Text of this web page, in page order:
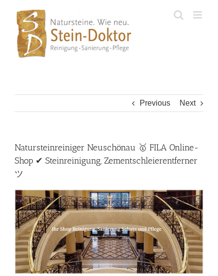
content
Previous Next
Natursteinreiniger Neuschönau 🥇 FILA Online-
Shop ✔ Steinreinigung, Zementschleierentferner
ツ